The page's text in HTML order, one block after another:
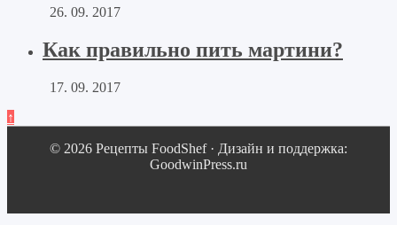
26. 09. 2017
Как правильно пить мартини?
17. 09. 2017
↑
© 2026 Рецепты FoodShef · Дизайн и поддержка:
GoodwinPress.ru